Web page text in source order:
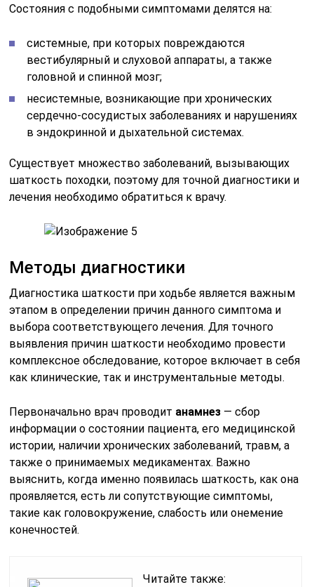
Состояния с подобными симптомами делятся на:
системные, при которых повреждаются
вестибулярный и слуховой аппараты, а также
головной и спинной мозг;
несистемные, возникающие при хронических
сердечно-сосудистых заболеваниях и нарушениях
в эндокринной и дыхательной системах.
Существует множество заболеваний, вызывающих
шаткость походки, поэтому для точной диагностики и
лечения необходимо обратиться к врачу.
Методы диагностики
Диагностика шаткости при ходьбе является важным
этапом в определении причин данного симптома и
выбора соответствующего лечения. Для точного
выявления причин шаткости необходимо провести
комплексное обследование, которое включает в себя
как клинические, так и инструментальные методы.
Первоначально врач проводит анамнез — сбор
информации о состоянии пациента, его медицинской
истории, наличии хронических заболеваний, травм, а
также о принимаемых медикаментах. Важно
выяснить, когда именно появилась шаткость, как она
проявляется, есть ли сопутствующие симптомы,
такие как головокружение, слабость или онемение
конечностей.
Читайте также: